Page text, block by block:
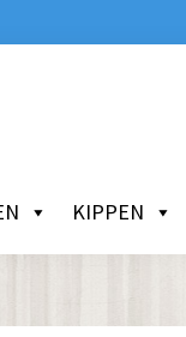
KIPPEN